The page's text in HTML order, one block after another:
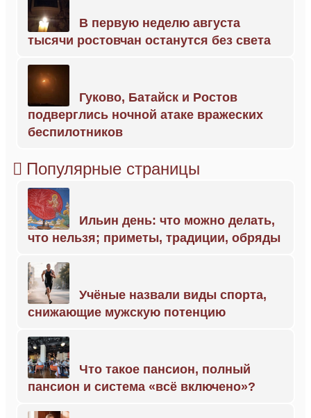
В первую неделю августа
тысячи ростовчан останутся без света
Гуково, Батайск и Ростов
подверглись ночной атаке вражеских
беспилотников
Популярные страницы
Ильин день: что можно делать,
что нельзя; приметы, традиции, обряды
Учёные назвали виды спорта,
снижающие мужскую потенцию
Что такое пансион, полный
пансион и система «всё включено»?